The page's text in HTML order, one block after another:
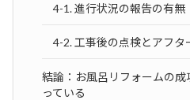
4-1. 進行状況の報告の有無
4-2. 工事後の点検とアフタ
結論：お風呂リフォームの
っている